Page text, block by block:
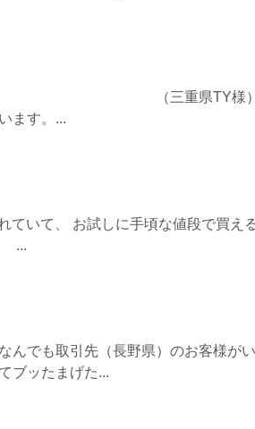
ます。 （三重県TY様）
ます。...
ていて、 お試しに手頃な値段で買え
んでも取引先（長野県）のお客様がい
ブッたまげた...